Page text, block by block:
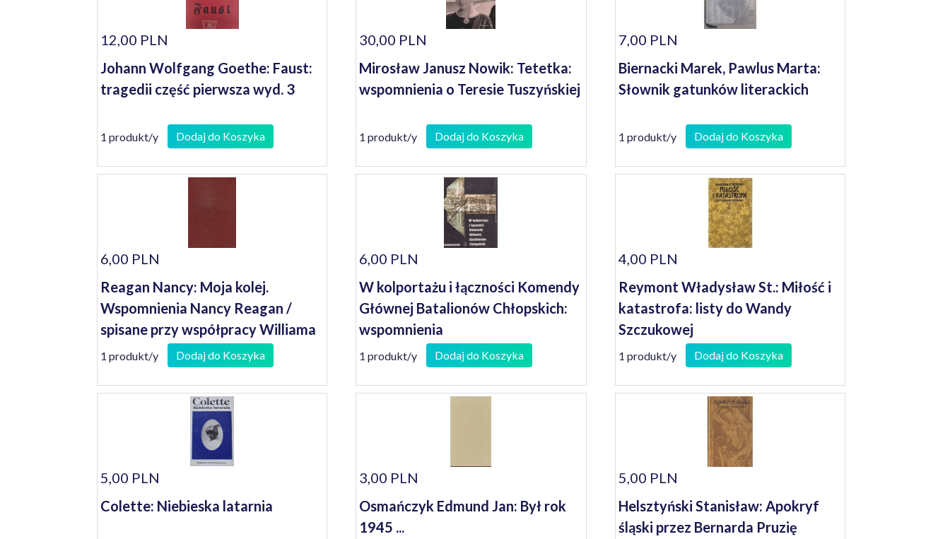
12,00 PLN
Johann Wolfgang Goethe: Faust:
tragedii część pierwsza wyd. 3
1 produkt/y Dodaj do Koszyka
30,00 PLN
Mirosław Janusz Nowik: Tetetka:
wspomnienia o Teresie Tuszyńskiej
1 produkt/y Dodaj do Koszyka
7,00 PLN
Biernacki Marek, Pawlus Marta:
Słownik gatunków literackich
1 produkt/y Dodaj do Koszyka
6,00 PLN
Reagan Nancy: Moja kolej.
Wspomnienia Nancy Reagan /
spisane przy współpracy Williama
Novaka
1 produkt/y Dodaj do Koszyka
6,00 PLN
W kolportażu i łączności Komendy
Głównej Batalionów Chłopskich:
wspomnienia
1 produkt/y Dodaj do Koszyka
4,00 PLN
Reymont Władysław St.: Miłość i
katastrofa: listy do Wandy
Szczukowej
1 produkt/y Dodaj do Koszyka
5,00 PLN
Colette: Niebieska latarnia
3,00 PLN
Osmańczyk Edmund Jan: Był rok
1945 ...
5,00 PLN
Helsztyński Stanisław: Apokryf
śląski przez Bernarda Pruzię